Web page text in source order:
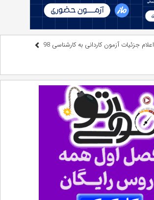
اعلام جزئیات آزمون کاردانی به کارشناسی 98